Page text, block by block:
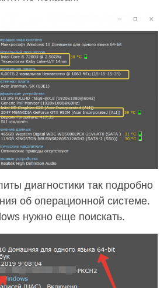
диагностики так подробно
об операционной системе.
нужно еще поискать.